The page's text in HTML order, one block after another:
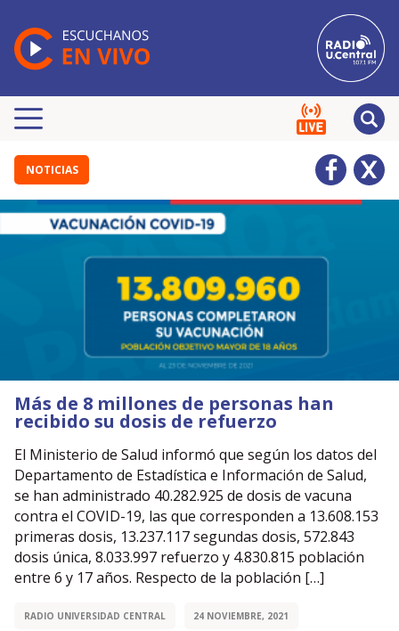
NOTICIAS
Más de 8 millones de personas han
recibido su dosis de refuerzo
El Ministerio de Salud informó que según los datos del
Departamento de Estadística e Información de Salud,
se han administrado 40.282.925 de dosis de vacuna
contra el COVID-19, las que corresponden a 13.608.153
primeras dosis, 13.237.117 segundas dosis, 572.843
dosis única, 8.033.997 refuerzo y 4.830.815 población
entre 6 y 17 años. Respecto de la población […]
RADIO UNIVERSIDAD CENTRAL 24 NOVIEMBRE, 2021